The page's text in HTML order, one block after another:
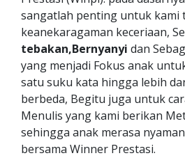
sangatlah penting untuk kami
keanekaragaman keceriaan,
tebakan,Bernyanyi dan
yang menjadi Fokus anak
satu suku kata hingga lebih
berbeda, Begitu juga untuk
Menulis yang kami berikan
sehingga anak merasa
bersama Winner Prestasi.